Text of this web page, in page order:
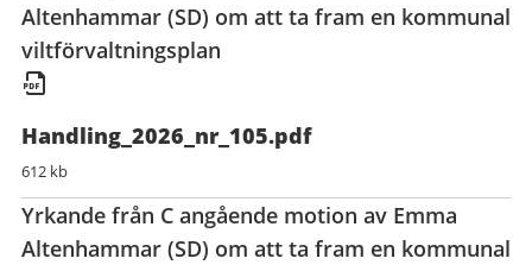
Altenhammar (SD) om att ta fram en kommunal
viltförvaltningsplan
Handling_2026_nr_105.pdf
612 kb
Yrkande från C angående motion av Emma
Altenhammar (SD) om att ta fram en kommunal